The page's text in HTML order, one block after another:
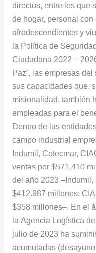
directos, entre los que
de hogar, personal
afrodescendientes y
la Política de
Ciudadana 2022 –
Paz’, las empresas
sus capacidades que,
misionalidad, también
empleadas para el
Dentro de las
campo industrial
Indumil, Cotecmar,
ventas por $571.410
del año 2023 –Indumil,
$412.987 millones;
$358 millones–. En el
la Agencia Logística
julio de 2023 ha
acumuladas